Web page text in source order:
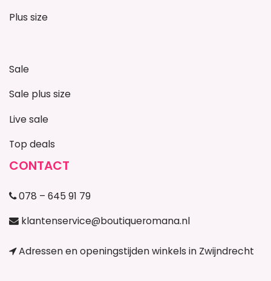
Plus size
Sale
Sale plus size
Live sale
Top deals
CONTACT
078 – 645 91 79
klantenservice@boutiqueromana.nl
Adressen en openingstijden winkels in Zwijndrecht